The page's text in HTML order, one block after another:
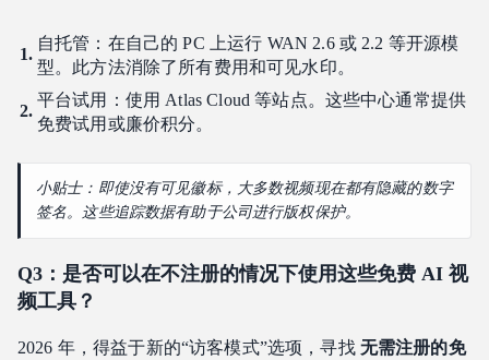
自托管：在自己的 PC 上运行 WAN 2.6 或 2.2 等开源模
型。此方法消除了所有费用和可见水印。
平台试用：使用 Atlas Cloud 等站点。这些中心通常提供
免费试用或廉价积分。
小贴士：即使没有可见徽标，大多数视频现在都有隐藏的数字
签名。这些追踪数据有助于公司进行版权保护。
Q3：是否可以在不注册的情况下使用这些免费 AI 视
频工具？
2026 年，得益于新的“访客模式”选项，寻找 无需注册的免